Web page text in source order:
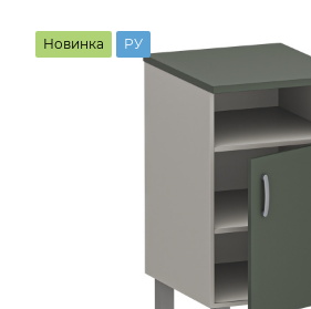
Новинка РУ